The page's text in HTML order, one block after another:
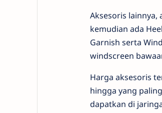
Aksesoris lainnya,
kemudian ada
Garnish serta
windscreen
Harga aksesoris
hingga yang
dapatkan di